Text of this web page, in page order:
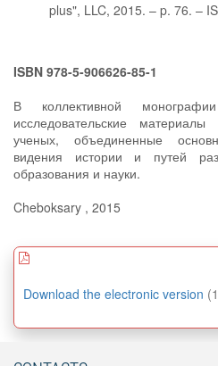
plus", LLC, 2015. – p. 76. –
ISBN 978-5-906626-85-1
В коллективной
исследовательские
ученых, объединенные
видения истории и путей
образования и науки.
Cheboksary , 2015
Download the electronic version